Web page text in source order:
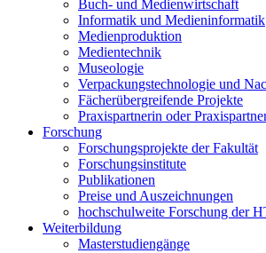
Buch- und Medienwirtschaft
Informatik und Medieninformatik
Medienproduktion
Medientechnik
Museologie
Verpackungstechnologie und
Fächerübergreifende Projekte
Praxispartnerin oder
Forschung
Forschungsprojekte der Fakultät
Forschungsinstitute
Publikationen
Preise und Auszeichnungen
hochschulweite Forschung der
Weiterbildung
Masterstudiengänge